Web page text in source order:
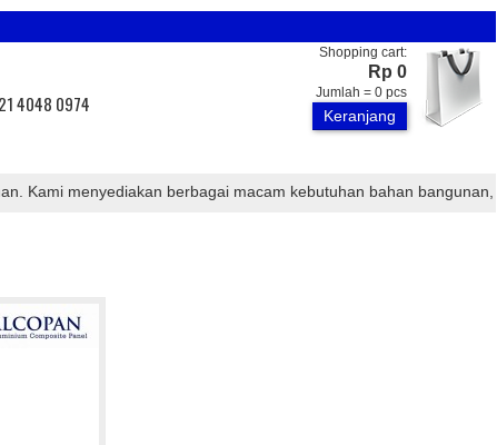
4048 0974
Shopping cart:
Rp 0
Jumlah = 0 pcs
Keranjang
menyediakan berbagai macam kebutuhan bahan bangunan,